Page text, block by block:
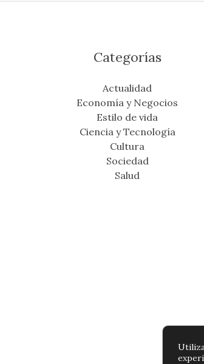
Categorías
Actualidad
Economía y Negocios
Estilo de vida
Ciencia y Tecnología
Cultura
Sociedad
Salud